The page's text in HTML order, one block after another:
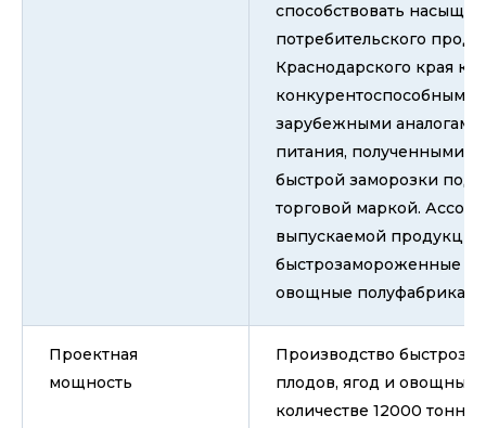
способствовать
потребительского
Краснодарского края
конкурентоспособными
зарубежными
питания, полученными
быстрой заморозки под
торговой маркой.
выпускаемой
быстрозамороженные
овощные
Проектная
мощность
Производство
плодов, ягод и овощных
количестве 12000 тонн в